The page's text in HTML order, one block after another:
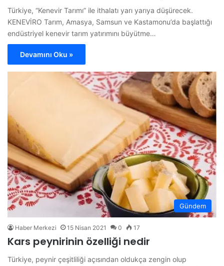
Türkiye, “Kenevir Tarımı” ile ithalatı yarı yarıya düşürecek.
KENEVİRO Tarım, Amasya, Samsun ve Kastamonu’da başlattığı
endüstriyel kenevir tarım yatırımını büyütme…
Devamını Oku »
Gündem
Haber Merkezi 15 Nisan 2021 0 17
Kars peynirinin özelliği nedir
Türkiye, peynir çeşitliliği açısından oldukça zengin olup